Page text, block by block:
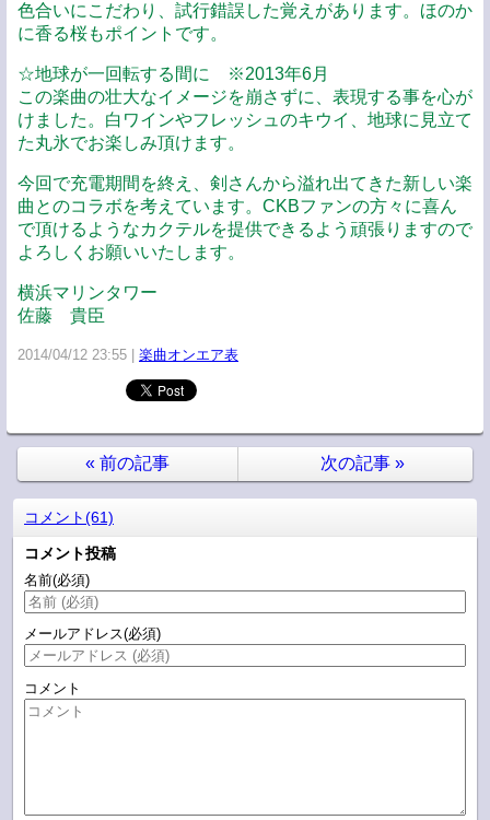
色合いにこだわり、試行錯誤した覚えがあります。ほのか
に香る桜もポイントです。
☆地球が一回転する間に ※2013年6月
この楽曲の壮大なイメージを崩さずに、表現する事を心が
けました。白ワインやフレッシュのキウイ、地球に見立て
た丸氷でお楽しみ頂けます。
今回で充電期間を終え、剣さんから溢れ出てきた新しい楽
曲とのコラボを考えています。CKBファンの方々に喜ん
で頂けるようなカクテルを提供できるよう頑張りますので
よろしくお願いいたします。
横浜マリンタワー
佐藤 貴臣
2014/04/12 23:55 楽曲オンエア表
« 前の記事 次の記事 »
コメント(61)
コメント投稿
名前(必須)
メールアドレス(必須)
コメント